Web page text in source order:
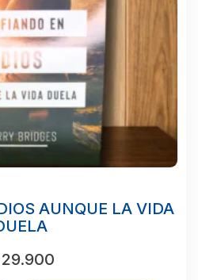
AUNQUE LA VIDA
29.900